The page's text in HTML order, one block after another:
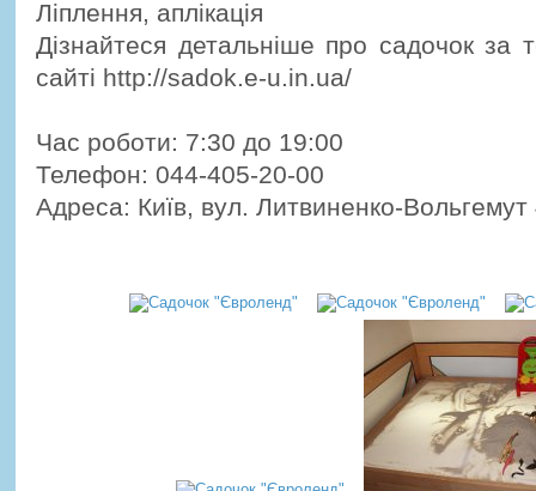
Ліплення, аплікація
Дізнайтеся детальніше про садочок
сайті http://sadok.e-u.in.ua/
Час роботи: 7:30 до 19:00
Телефон: 044-405-20-00
Адреса: Київ, вул. Литвиненко-